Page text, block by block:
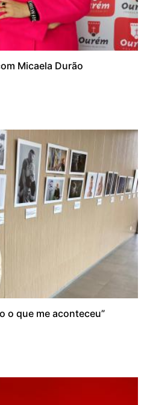
Micaela Durão
o que me aconteceu”